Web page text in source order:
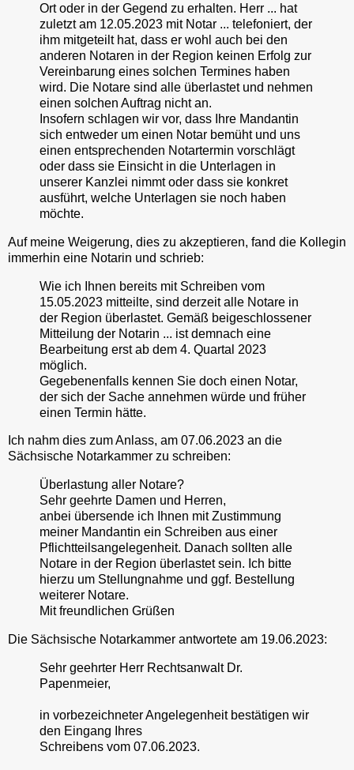
Ort oder in der Gegend zu erhalten. Herr ... hat
zuletzt am 12.05.2023 mit Notar ... telefoniert, der
ihm mitgeteilt hat, dass er wohl auch bei den
anderen Notaren in der Region keinen Erfolg zur
Vereinbarung eines solchen Termines haben
wird. Die Notare sind alle überlastet und nehmen
einen solchen Auftrag nicht an.
Insofern schlagen wir vor, dass Ihre Mandantin
sich entweder um einen Notar bemüht und uns
einen entsprechenden Notartermin vorschlägt
oder dass sie Einsicht in die Unterlagen in
unserer Kanzlei nimmt oder dass sie konkret
ausführt, welche Unterlagen sie noch haben
möchte.
Auf meine Weigerung, dies zu akzeptieren, fand die Kollegin
immerhin eine Notarin und schrieb:
Wie ich Ihnen bereits mit Schreiben vom
15.05.2023 mitteilte, sind derzeit alle Notare in
der Region überlastet. Gemäß beigeschlossener
Mitteilung der Notarin ... ist demnach eine
Bearbeitung erst ab dem 4. Quartal 2023
möglich.
Gegebenenfalls kennen Sie doch einen Notar,
der sich der Sache annehmen würde und früher
einen Termin hätte.
Ich nahm dies zum Anlass, am 07.06.2023 an die
Sächsische Notarkammer zu schreiben:
Überlastung aller Notare?
Sehr geehrte Damen und Herren,
anbei übersende ich Ihnen mit Zustimmung
meiner Mandantin ein Schreiben aus einer
Pflichtteilsangelegenheit. Danach sollten alle
Notare in der Region überlastet sein. Ich bitte
hierzu um Stellungnahme und ggf. Bestellung
weiterer Notare.
Mit freundlichen Grüßen
Die Sächsische Notarkammer antwortete am 19.06.2023:
Sehr geehrter Herr Rechtsanwalt Dr.
Papenmeier,
in vorbezeichneter Angelegenheit bestätigen wir
den Eingang Ihres
Schreibens vom 07.06.2023.